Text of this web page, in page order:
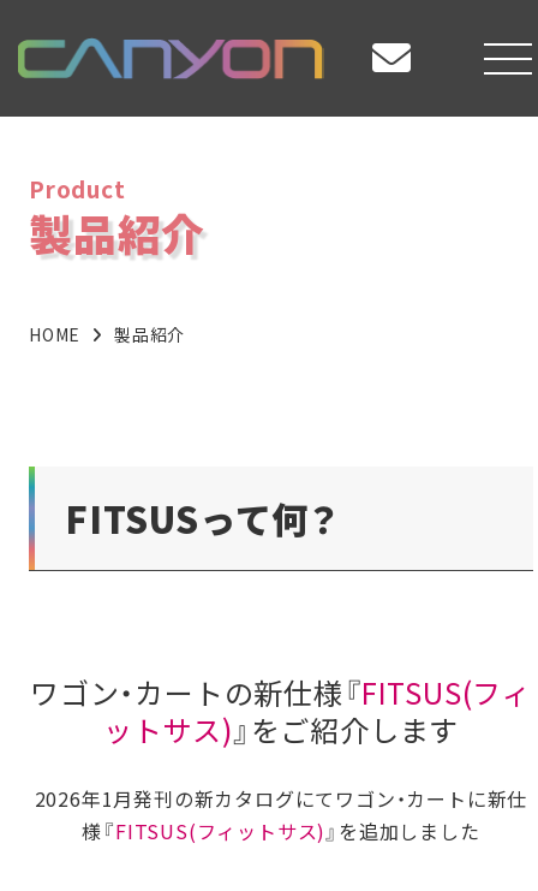
製品紹介
Product
HOME 製品紹介
FITSUSって何？
ワゴン・カートの新仕様『FITSUS(フィ
ットサス)』をご紹介します
2026年1月発刊の新カタログにてワゴン・カートに新仕
様『FITSUS(フィットサス)』を追加しました